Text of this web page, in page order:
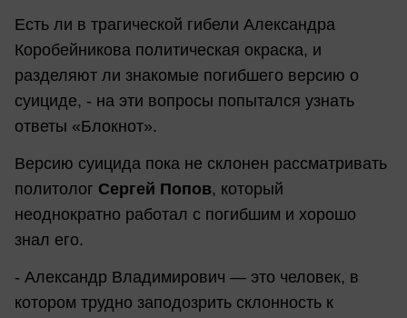
Есть ли в трагической гибели Александра
Коробейникова политическая окраска, и
разделяют ли знакомые погибшего версию о
суициде, - на эти вопросы попытался узнать
ответы «Блокнот».
Версию суицида пока не склонен рассматривать
политолог Сергей Попов, который
неоднократно работал с погибшим и хорошо
знал его.
- Александр Владимирович — это человек, в
котором трудно заподозрить склонность к